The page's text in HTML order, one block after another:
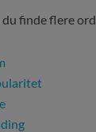
finde flere